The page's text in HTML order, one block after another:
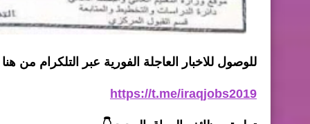
للوصول للاخبار العاجلة الفورية عبر التلكرام من
https://t.me/iraqjobs2019